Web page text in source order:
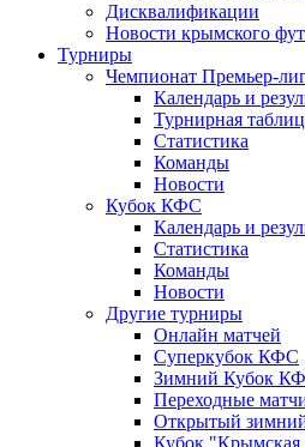
Дисквалификации
Новости крымского
Турниры
Чемпионат Премьер-
Календарь и
Турнирная
Статистика
Команды
Новости
Кубок КФС
Календарь и
Статистика
Команды
Новости
Другие турниры
Онлайн матчей
Суперкубок КФС
Зимний Кубок
Переходные
Открытый
Кубок "Крымская